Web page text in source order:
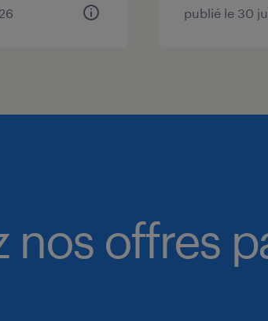
publié le 30
nos offres